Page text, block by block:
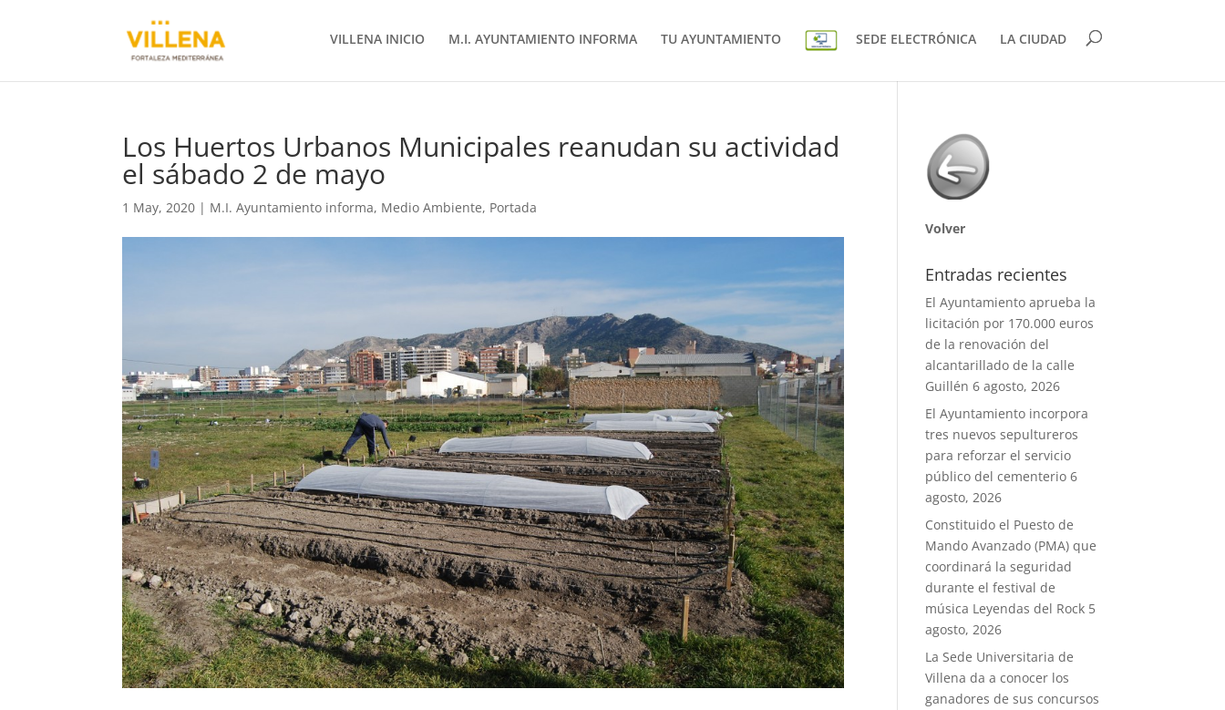
VILLENA INICIO M.I. AYUNTAMIENTO INFORMA TU AYUNTAMIENTO SEDE ELECTRÓNICA LA CIUDAD
Los Huertos Urbanos Municipales reanudan su actividad
el sábado 2 de mayo
1 May, 2020 | M.I. Ayuntamiento informa, Medio Ambiente, Portada
Volver
Entradas recientes
El Ayuntamiento aprueba la
licitación por 170.000 euros
de la renovación del
alcantarillado de la calle
Guillén 6 agosto, 2026
El Ayuntamiento incorpora
tres nuevos sepultureros
para reforzar el servicio
público del cementerio 6
agosto, 2026
Constituido el Puesto de
Mando Avanzado (PMA) que
coordinará la seguridad
durante el festival de
música Leyendas del Rock 5
agosto, 2026
La Sede Universitaria de
Villena da a conocer los
ganadores de sus concursos